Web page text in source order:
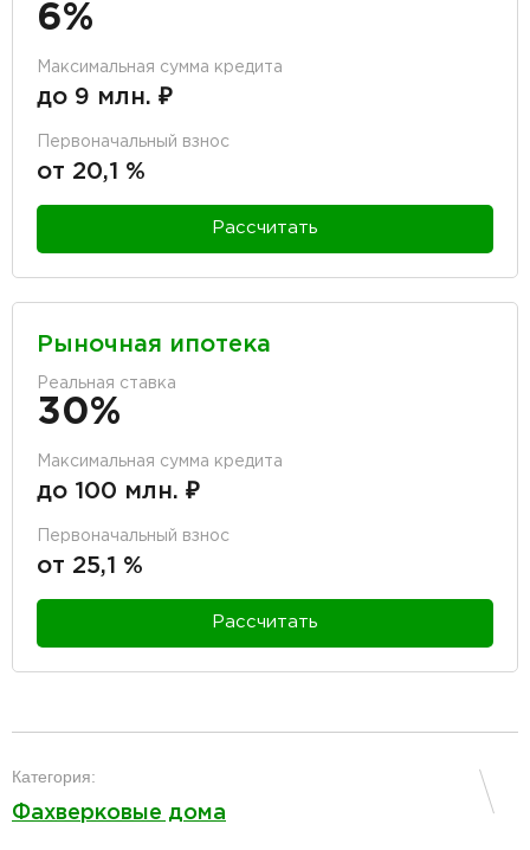
6%
Максимальная сумма кредита
до 9 млн. ₽
Первоначальный взнос
от 20,1 %
Рассчитать
Рыночная ипотека
Реальная ставка
30%
Максимальная сумма кредита
до 100 млн. ₽
Первоначальный взнос
от 25,1 %
Рассчитать
Категория:
Фахверковые дома